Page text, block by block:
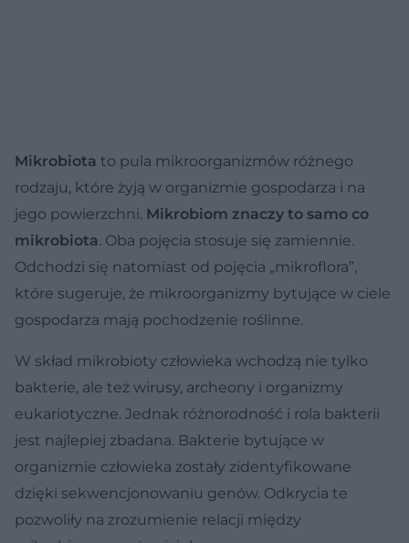
Mikrobiota to pula mikroorganizmów różnego
rodzaju, które żyją w organizmie gospodarza i na
jego powierzchni. Mikrobiom znaczy to samo co
mikrobiota. Oba pojęcia stosuje się zamiennie.
Odchodzi się natomiast od pojęcia „mikroflora”,
które sugeruje, że mikroorganizmy bytujące w ciele
gospodarza mają pochodzenie roślinne.
W skład mikrobioty człowieka wchodzą nie tylko
bakterie, ale też wirusy, archeony i organizmy
eukariotyczne. Jednak różnorodność i rola bakterii
jest najlepiej zbadana. Bakterie bytujące w
organizmie człowieka zostały zidentyfikowane
dzięki sekwencjonowaniu genów. Odkrycia te
pozwoliły na zrozumienie relacji między